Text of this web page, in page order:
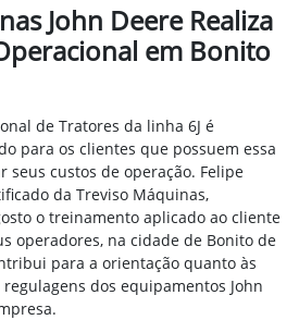
John Deere Realiza
em Bonito
de Tratores da linha 6J é
para os clientes que possuem essa
seus custos de operação. Felipe
da Treviso Máquinas,
o treinamento aplicado ao cliente
operadores, na cidade de Bonito de
para a orientação quanto às
dos equipamentos John